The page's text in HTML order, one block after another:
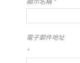
電子郵件地址
*